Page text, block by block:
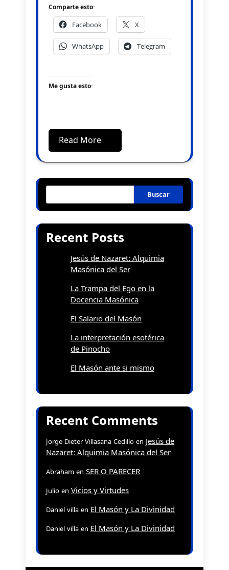
Comparte esto:
Facebook X
WhatsApp Telegram
Me gusta esto:
Read More
Buscar
Recent Posts
Jesús de Nazaret: Alquimia
Masónica del Ser
La Trampa del Ego en la
Docencia Masónica
El Salario del Masón
La interpretación esotérica
de Pinocho
El Masón ante si mismo
Recent Comments
Jorge Dieter Villasana Cedillo enJesús de
Nazaret: Alquimia Masónica del Ser
Abraham en SER O PARECER
Julio en Vicios y Virtudes
Daniel villaen El Masón y La Divinidad
Daniel villaen El Masón y La Divinidad